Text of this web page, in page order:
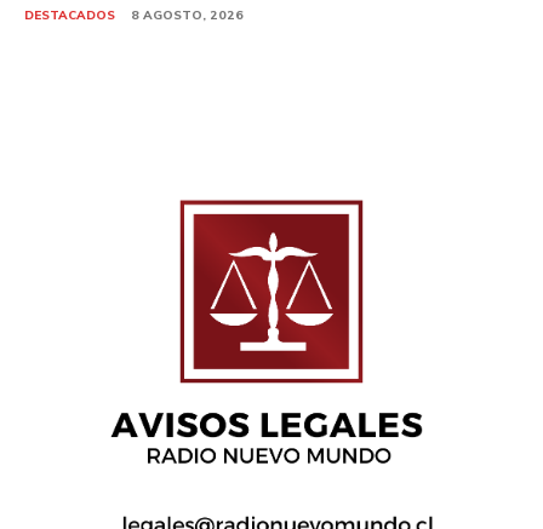
DESTACADOS 8 AGOSTO, 2026